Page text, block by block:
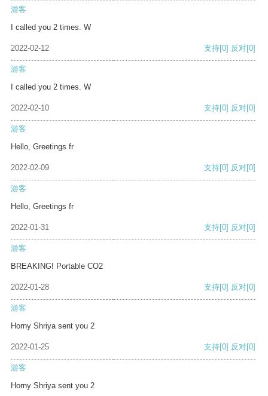
游客
I called you 2 times. W
2022-02-12 支持[0] 反对[0]
游客
I called you 2 times. W
2022-02-10 支持[0] 反对[0]
游客
Hello, Greetings fr
2022-02-09 支持[0] 反对[0]
游客
Hello, Greetings fr
2022-01-31 支持[0] 反对[0]
游客
BREAKING! Portable CO2
2022-01-28 支持[0] 反对[0]
游客
Horny Shriya sent you 2
2022-01-25 支持[0] 反对[0]
游客
Horny Shriya sent you 2